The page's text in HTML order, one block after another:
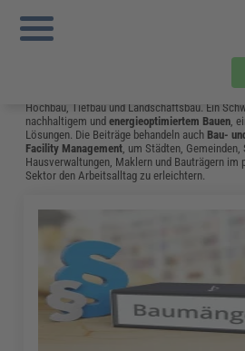
Sie sind hier:
Instandhaltung
Bau und
Vom Neubau bis hin zum Umgang mit
Hochbau, Tiefbau und Landschaftsbau. Ein
nachhaltigem undenergieoptimiertem Bauen,
Lösungen. Die Beiträge behandeln auch Bau-
Facility Management, um Städten, Gemeinden,
Hausverwaltungen, Maklern und Bauträgern
Sektor den Arbeitsalltag zu erleichtern.